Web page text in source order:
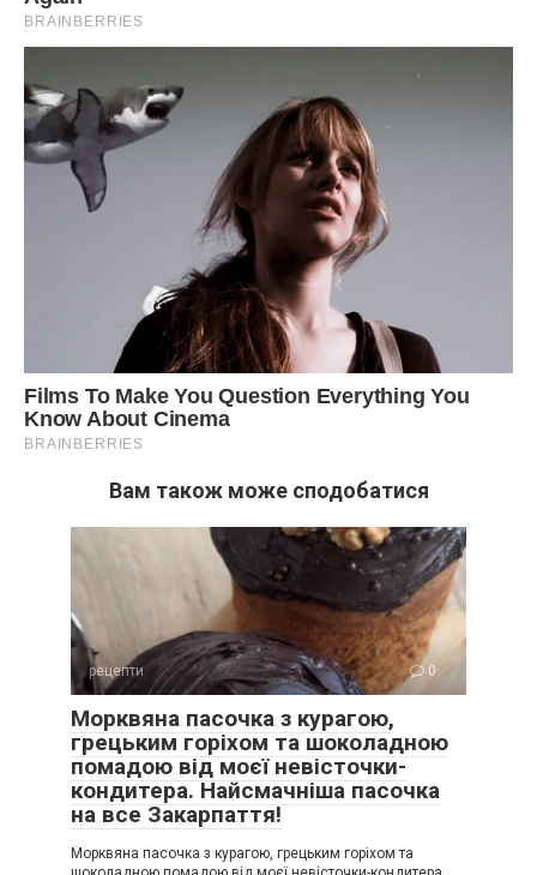
Вам також може сподобатися
рецепти 0
Морквяна пасочка з курагою,
грецьким горіхом та шоколадною
помадою від моєї невісточки-
кондитера. Найсмачніша пасочка
на все Закарпаття!
Морквяна пасочка з курагою, грецьким горіхом та